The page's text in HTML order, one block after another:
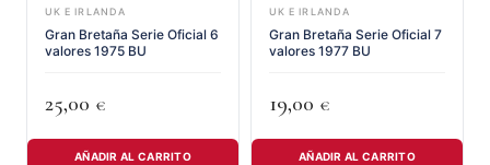
UK E IRLANDA
Gran Bretaña Serie Oficial 6
valores 1975 BU
25,00 €
AÑADIR AL CARRITO
UK E IRLANDA
Gran Bretaña Serie Oficial 7
valores 1977 BU
19,00 €
AÑADIR AL CARRITO